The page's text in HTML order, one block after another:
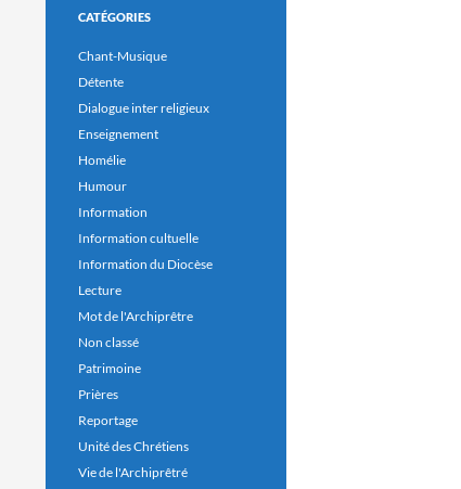
CATÉGORIES
Chant-Musique
Détente
Dialogue inter religieux
Enseignement
Homélie
Humour
Information
Information cultuelle
Information du Diocèse
Lecture
Mot de l'Archiprêtre
Non classé
Patrimoine
Prières
Reportage
Unité des Chrétiens
Vie de l'Archiprêtré